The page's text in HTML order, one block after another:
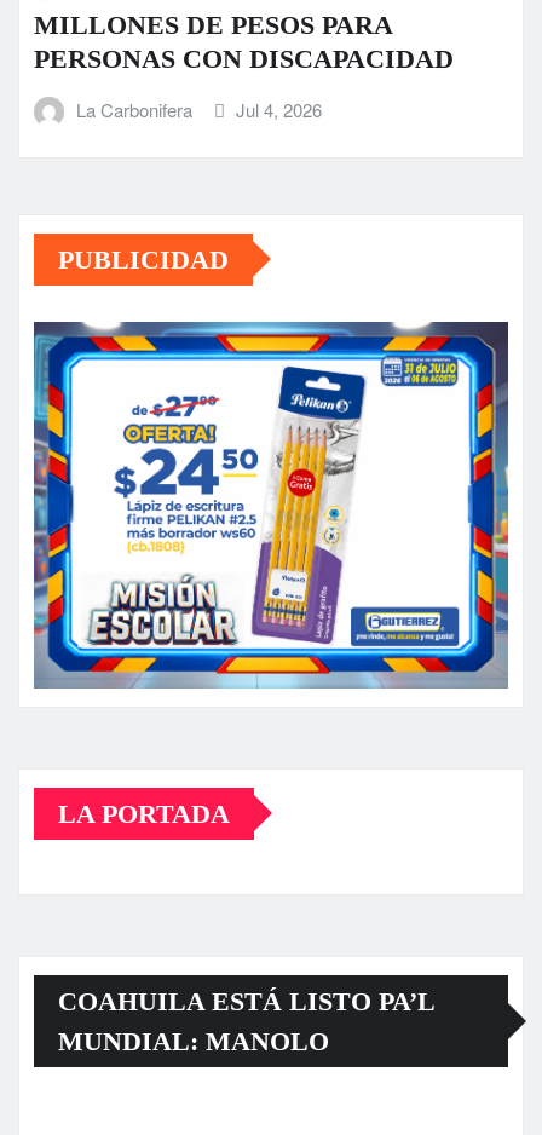
MILLONES DE PESOS PARA
PERSONAS CON DISCAPACIDAD
La Carbonifera Jul 4, 2026
PUBLICIDAD
LA PORTADA
COAHUILA ESTÁ LISTO PA’L
MUNDIAL: MANOLO